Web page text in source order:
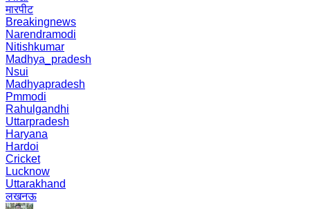
मारपीट
Breakingnews
Narendramodi
Nitishkumar
Madhya_pradesh
Nsui
Madhyapradesh
Pmmodi
Rahulgandhi
Uttarpradesh
Haryana
Hardoi
Cricket
Lucknow
Uttarakhand
लखनऊ